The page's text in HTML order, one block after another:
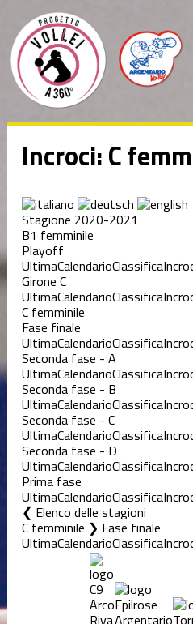
Incroci: C
Stagione 2020-2021
B1 femminile
Playoff
UltimaCalendarioClassifica
Girone C
UltimaCalendarioClassifica
C femminile
Fase finale
UltimaCalendarioClassifica
Seconda fase - A
UltimaCalendarioClassifica
Seconda fase - B
UltimaCalendarioClassifica
Seconda fase - C
UltimaCalendarioClassifica
Seconda fase - D
UltimaCalendarioClassifica
Prima fase
UltimaCalendarioClassifica
Elenco delle stagioni
C femminile ❯ Fase finale
UltimaCalendarioClassifica